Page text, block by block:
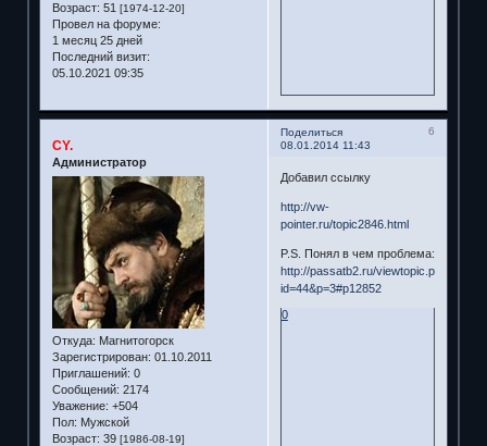
Возраст: 51 [1974-12-20]
Провел на форуме:
1 месяц 25 дней
Последний визит:
05.10.2021 09:35
Поделиться
6
08.01.2014 11:43
CY.
Администратор
Откуда: Магнитогорск
Зарегистрирован: 01.10.2011
Приглашений: 0
Сообщений: 2174
Уважение: +504
Пол: Мужской
Возраст: 39 [1986-08-19]
Добавил ссылку
http://vw-
pointer.ru/topic2846.html
P.S. Понял в чем проблема:
http://passatb2.ru/viewtopic.php?
id=44&p=3#p12852
0